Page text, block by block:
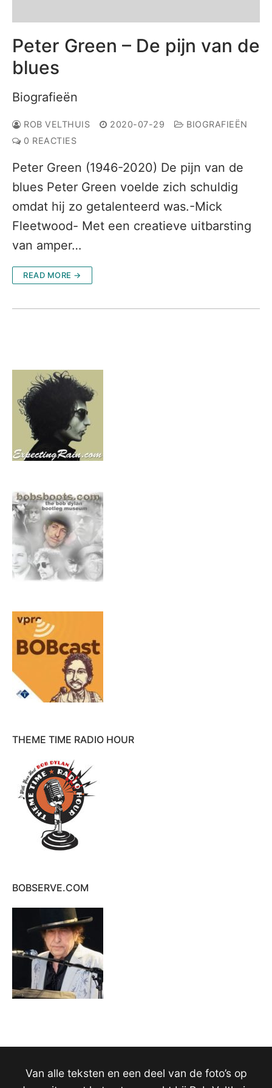
Peter Green – De pijn van de
blues
Biografieën
ROB VELTHUIS 2020-07-29
BIOGRAFIEËN
0 REACTIES
Peter Green (1946-2020) De pijn van de
blues Peter Green voelde zich schuldig
omdat hij zo getalenteerd was.-Mick
Fleetwood- Met een creatieve uitbarsting
van amper…
READ MORE →
THEME TIME RADIO HOUR
BOBSERVE.COM
Van alle teksten en een deel van de foto’s op